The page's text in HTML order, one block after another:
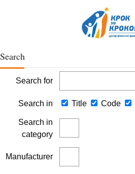
Search
Search for
Search in Title Code
Search in
category
Manufacturer